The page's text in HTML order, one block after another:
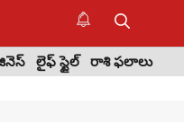
లైఫ్ స్టైల్ రాశి ఫలాలు